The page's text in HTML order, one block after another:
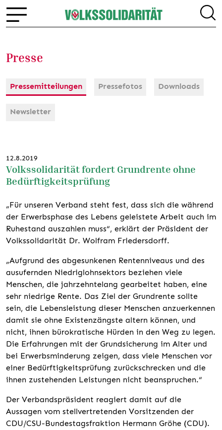
Presse
Pressemitteilungen Pressefotos Downloads
Newsletter
12.8.2019
Volkssolidarität fordert Grundrente ohne
Bedürftigkeitsprüfung
„Für unseren Verband steht fest, dass sich die während
der Erwerbsphase des Lebens geleistete Arbeit auch im
Ruhestand auszahlen muss“, erklärt der Präsident der
Volkssolidarität Dr. Wolfram Friedersdorff.
„Aufgrund des abgesunkenen Rentenniveaus und des
ausufernden Niedriglohnsektors beziehen viele
Menschen, die jahrzehntelang gearbeitet haben, eine
sehr niedrige Rente. Das Ziel der Grundrente sollte
sein, die Lebensleistung dieser Menschen anzuerkennen
damit sie ohne Existenzängste altern können, und
nicht, ihnen bürokratische Hürden in den Weg zu legen.
Die Erfahrungen mit der Grundsicherung im Alter und
bei Erwerbsminderung zeigen, dass viele Menschen vor
einer Bedürftigkeitsprüfung zurückschrecken und die
ihnen zustehenden Leistungen nicht beanspruchen.“
Der Verbandspräsident reagiert damit auf die
Aussagen vom stellvertretenden Vorsitzenden der
CDU/CSU-Bundestagsfraktion Hermann Gröhe (CDU).